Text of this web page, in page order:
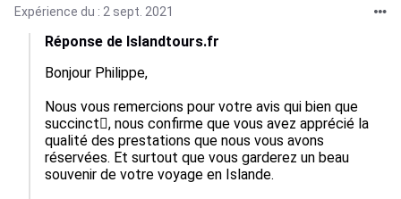
Expérience du : 2 sept. 2021
Réponse de Islandtours.fr
Bonjour Philippe,
Nous vous remercions pour votre avis qui bien que
succinct, nous confirme que vous avez apprécié la
qualité des prestations que nous vous avons
réservées. Et surtout que vous garderez un beau
souvenir de votre voyage en Islande.